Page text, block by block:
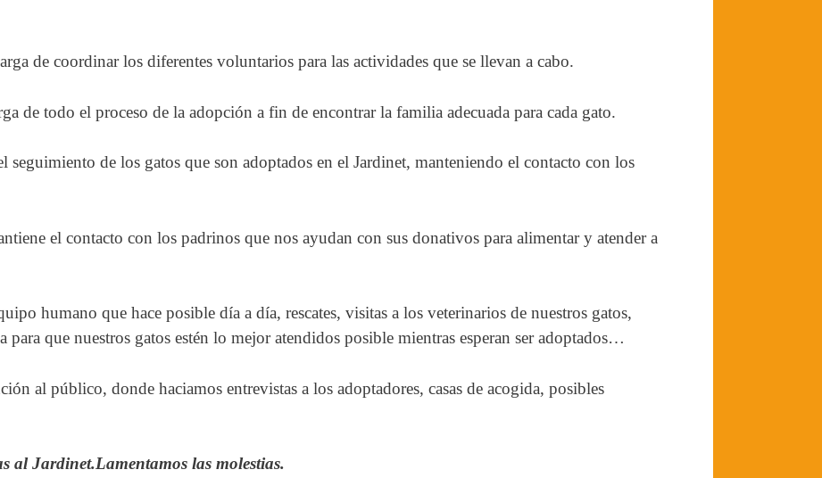
de coordinar los diferentes voluntarios para las actividades que se llevan a cabo.
de todo el proceso de la adopción a fin de encontrar la familia adecuada para cada gato.
seguimiento de los gatos que son adoptados en el Jardinet, manteniendo el contacto con los
el contacto con los padrinos que nos ayudan con sus donativos para alimentar y atender a
humano que hace posible día a día, rescates, visitas a los veterinarios de nuestros gatos,
para que nuestros gatos estén lo mejor atendidos posible mientras esperan ser adoptados…
al público, donde haciamos entrevistas a los adoptadores, casas de acogida, posibles
al Jardinet.Lamentamos las molestias.